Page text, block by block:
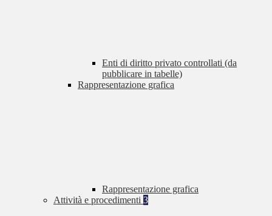
Enti di diritto privato controllati (da
pubblicare in tabelle)
Rappresentazione grafica
Rappresentazione grafica
Attività e procedimenti 3